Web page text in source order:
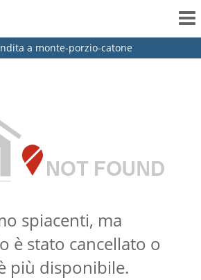
a monte-porzio-catone
spiacenti, ma
è stato cancellato o
più disponibile.